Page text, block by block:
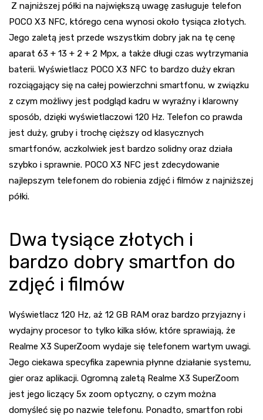
Z najniższej półki na największą uwagę zasługuje telefon
POCO X3 NFC, którego cena wynosi około tysiąca złotych.
Jego zaletą jest przede wszystkim dobry jak na tę cenę
aparat 63 + 13 + 2 + 2 Mpx, a także długi czas wytrzymania
baterii. Wyświetlacz POCO X3 NFC to bardzo duży ekran
rozciągający się na całej powierzchni smartfonu, w związku
z czym możliwy jest podgląd kadru w wyraźny i klarowny
sposób, dzięki wyświetlaczowi 120 Hz. Telefon co prawda
jest duży, gruby i trochę cięższy od klasycznych
smartfonów, aczkolwiek jest bardzo solidny oraz działa
szybko i sprawnie. POCO X3 NFC jest zdecydowanie
najlepszym telefonem do robienia zdjęć i filmów z najniższej
półki.
Dwa tysiące złotych i
bardzo dobry smartfon do
zdjęć i filmów
Wyświetlacz 120 Hz, aż 12 GB RAM oraz bardzo przyjazny i
wydajny procesor to tylko kilka słów, które sprawiają, że
Realme X3 SuperZoom wydaje się telefonem wartym uwagi.
Jego ciekawa specyfika zapewnia płynne działanie systemu,
gier oraz aplikacji. Ogromną zaletą Realme X3 SuperZoom
jest jego liczący 5x zoom optyczny, o czym można
domyśleć się po nazwie telefonu. Ponadto, smartfon robi